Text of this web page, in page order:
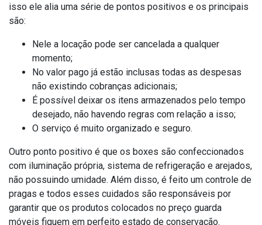
isso ele alia uma série de pontos positivos e os principais
são:
Nele a locação pode ser cancelada a qualquer
momento;
No valor pago já estão inclusas todas as despesas
não existindo cobranças adicionais;
É possível deixar os itens armazenados pelo tempo
desejado, não havendo regras com relação a isso;
O serviço é muito organizado e seguro.
Outro ponto positivo é que os boxes são confeccionados
com iluminação própria, sistema de refrigeração e arejados,
não possuindo umidade. Além disso, é feito um controle de
pragas e todos esses cuidados são responsáveis por
garantir que os produtos colocados no preço guarda
móveis fiquem em perfeito estado de conservação.